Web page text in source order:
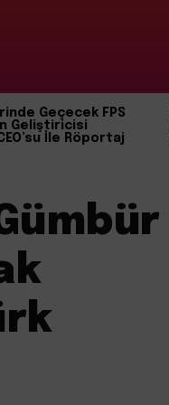
Geçecek FPS
Geliştiricisi
İle Röportaj